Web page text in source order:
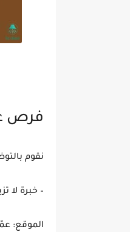
فرص
نقوم
– خبرة لا
الموقع: